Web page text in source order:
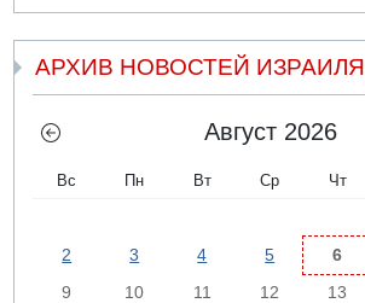
АРХИВ НОВОСТЕЙ ИЗРАИЛЯ
Август 2026
Вс Пн Вт Ср Чт
2
3 4 5 6
9
10 11 12 13